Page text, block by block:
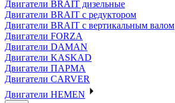
Двигатели BRAIT дизельные
Двигатели BRAIT с редуктором
Двигатели BRAIT с вертикальным валом
Двигатели FORZA
Двигатели DAMAN
Двигатели KASKAD
Двигатели ПАРМА
Двигатели CARVER
Двигатели HEMEN